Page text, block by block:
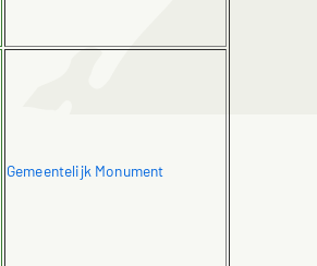
Gemeentelijk Monument